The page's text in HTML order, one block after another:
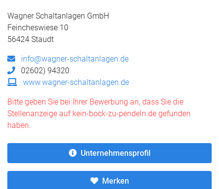
Wagner Schaltanlagen GmbH
Feincheswiese 10
56424 Staudt
info@wagner-schaltanlagen.de
02602) 94320
www.wagner-schaltanlagen.de
Bitte geben Sie bei Ihrer Bewerbung an, dass Sie die
Stellenanzeige auf kein-bock-zu-pendeln.de gefunden
haben.
Unternehmensprofil
Merken